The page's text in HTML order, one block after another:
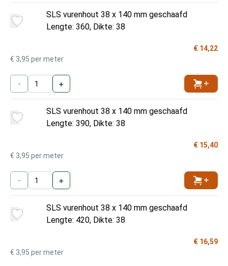
SLS vurenhout 38 x 140 mm geschaafd
Lengte: 360, Dikte: 38
€ 14,22
€ 3,95 per meter
- +
SLS vurenhout 38 x 140 mm geschaafd
Lengte: 390, Dikte: 38
€ 15,40
€ 3,95 per meter
- +
SLS vurenhout 38 x 140 mm geschaafd
Lengte: 420, Dikte: 38
€ 16,59
€ 3,95 per meter